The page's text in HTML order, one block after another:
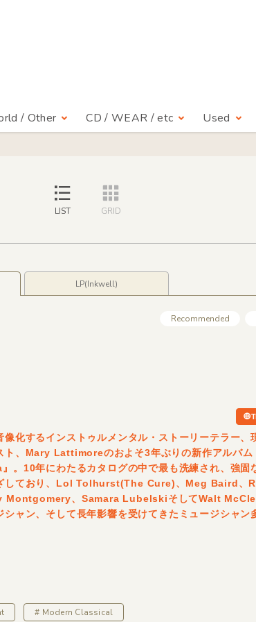
/ Other CD / WEAR / etc Used
LIST GRID
LP(Inkwell)
Recommended
像化するインストゥルメンタル・ストーリーテラー、
ト、Mary Lattimoreのおよそ3年ぶりの新作アルバム
。10年にわたるカタログの中で最も洗練され、強固
しており、Lol Tolhurst(The Cure)、Meg Baird、
、Samara LubelskiそしてWalt
シャン、そして長年影響を受けてきたミュージシャン
# Modern Classical